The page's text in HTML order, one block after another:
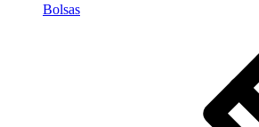
Bolsas